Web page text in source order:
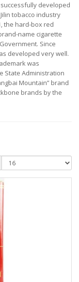
successfully developed
tobacco industry
the hard-box red
name cigarette
Since
developed very well.
was
State Administration
Mountain” brand
brands by the